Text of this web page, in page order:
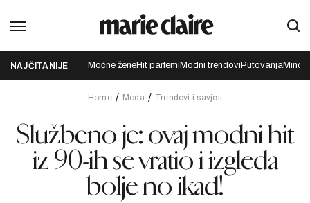
NAJČITANIJE Moćne ženeHit parfemi Modni trendovi Putovanja
Home Moda Trendovi i savjeti
Službeno je: ovaj modni hit
iz 90-ih se vratio i izgleda
bolje no ikad!